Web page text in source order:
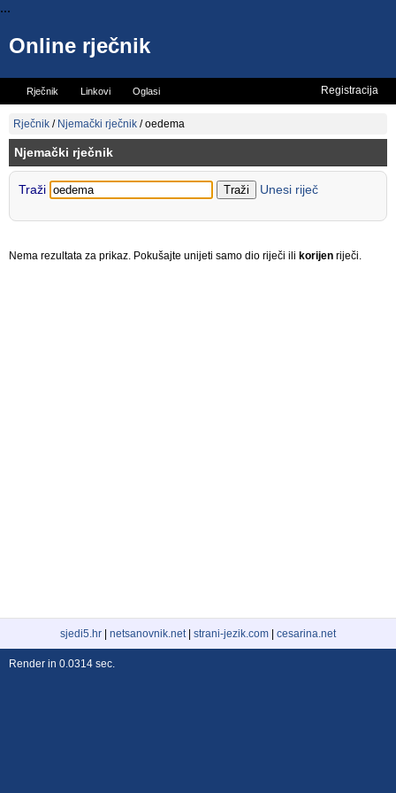
...
Online rječnik
Rječnik Linkovi Oglasi
Vicevi Mini rječnik
Registracija
Rječnik / Njemački rječnik /oedema
Njemački rječnik
Traži Unesi riječ
Nema rezultata za prikaz. Pokušajte unijeti samo dio riječi ili korijen riječi.
sjedi5.hr netsanovnik.net| strani-jezik.com cesarina.net
Render in 0.0314 sec.